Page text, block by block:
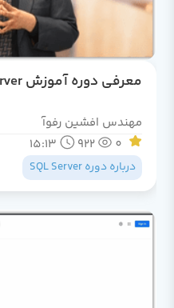
معرفی دوره آموزش SQL Server
مهندس افشین رفوآ
0
922
15:13
درباره دوره SQL Server